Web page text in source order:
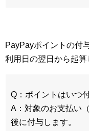
PayPayポイントの付
利用日の翌日から起算
Q：ポイントはいつ
A：対象のお支払い
後に付与します。